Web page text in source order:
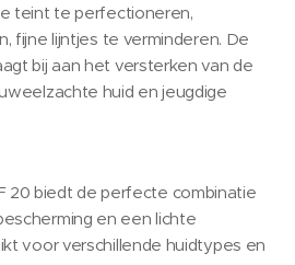
teint te perfectioneren,
fijne lijntjes te verminderen. De
bij aan het versterken van de
huid en jeugdige
20 biedt de perfecte combinatie
en een lichte
voor verschillende huidtypes en